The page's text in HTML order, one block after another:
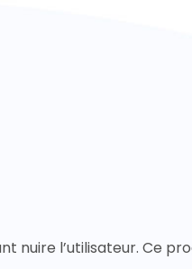
nuire l’utilisateur. Ce